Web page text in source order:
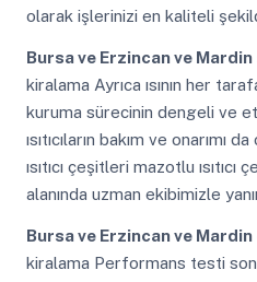
olarak işlerinizi en kaliteli
Bursa ve Erzincan ve Mardin
kiralama Ayrıca ısının her
kuruma sürecinin dengeli ve
ısıtıcıların bakım ve onarımı
ısıtıcı çeşitleri mazotlu
alanında uzman ekibimizle
Bursa ve Erzincan ve Mardin
kiralama Performans testi